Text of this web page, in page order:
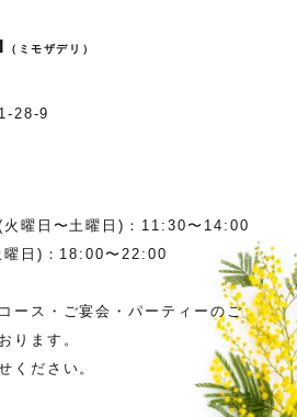
（ミモザデリ）
28-9
火曜日〜土曜日)：11:30〜14:00
曜日)：18:00〜22:00
ース・ご宴会・パーティーのご
ります。
ください。